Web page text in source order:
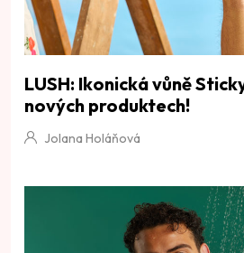
LUSH: Ikonická vůně
nových produktech!
Jolana Holáňová